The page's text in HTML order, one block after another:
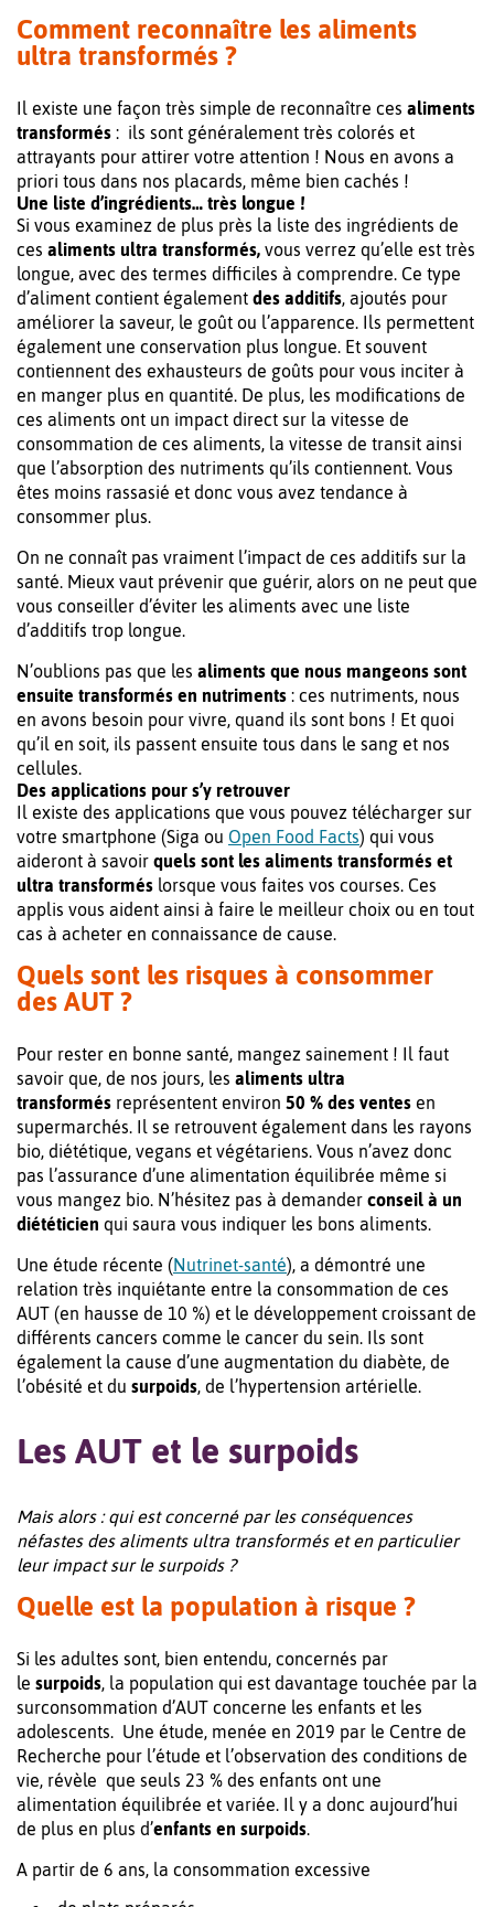
Comment reconnaître les aliments
ultra transformés ?
Il existe une façon très simple de reconnaître ces aliments
transformés : ils sont généralement très colorés et
attrayants pour attirer votre attention ! Nous en avons a
priori tous dans nos placards, même bien cachés !
Une liste d’ingrédients… très longue !
Si vous examinez de plus près la liste des ingrédients de
ces aliments ultra transformés, vous verrez qu’elle est très
longue, avec des termes difficiles à comprendre. Ce type
d’aliment contient également des additifs, ajoutés pour
améliorer la saveur, le goût ou l’apparence. Ils permettent
également une conservation plus longue. Et souvent
contiennent des exhausteurs de goûts pour vous inciter à
en manger plus en quantité. De plus, les modifications de
ces aliments ont un impact direct sur la vitesse de
consommation de ces aliments, la vitesse de transit ainsi
que l’absorption des nutriments qu’ils contiennent. Vous
êtes moins rassasié et donc vous avez tendance à
consommer plus.
On ne connaît pas vraiment l’impact de ces additifs sur la
santé. Mieux vaut prévenir que guérir, alors on ne peut que
vous conseiller d’éviter les aliments avec une liste
d’additifs trop longue.
N’oublions pas que les aliments que nous mangeons sont
ensuite transformés en nutriments : ces nutriments, nous
en avons besoin pour vivre, quand ils sont bons ! Et quoi
qu’il en soit, ils passent ensuite tous dans le sang et nos
cellules.
Des applications pour s’y retrouver
Il existe des applications que vous pouvez télécharger sur
votre smartphone (Siga ou Open Food Facts) qui vous
aideront à savoir quels sont les aliments transformés et
ultra transformés lorsque vous faites vos courses. Ces
applis vous aident ainsi à faire le meilleur choix ou en tout
cas à acheter en connaissance de cause.
Quels sont les risques à consommer
des AUT ?
Pour rester en bonne santé, mangez sainement ! Il faut
savoir que, de nos jours, les aliments ultra
transformés représentent environ 50 % des ventes en
supermarchés. Il se retrouvent également dans les rayons
bio, diététique, vegans et végétariens. Vous n’avez donc
pas l’assurance d’une alimentation équilibrée même si
vous mangez bio. N’hésitez pas à demander conseil à un
diététicien qui saura vous indiquer les bons aliments.
Une étude récente (Nutrinet-santé), a démontré une
relation très inquiétante entre la consommation de ces
AUT (en hausse de 10 %) et le développement croissant de
différents cancers comme le cancer du sein. Ils sont
également la cause d’une augmentation du diabète, de
l’obésité et du surpoids, de l’hypertension artérielle.
Les AUT et le surpoids
Mais alors : qui est concerné par les conséquences
néfastes des aliments ultra transformés et en particulier
leur impact sur le surpoids ?
Quelle est la population à risque ?
Si les adultes sont, bien entendu, concernés par
le surpoids, la population qui est davantage touchée par la
surconsommation d’AUT concerne les enfants et les
adolescents. Une étude, menée en 2019 par le Centre de
Recherche pour l’étude et l’observation des conditions de
vie, révèle que seuls 23 % des enfants ont une
alimentation équilibrée et variée. Il y a donc aujourd’hui
de plus en plus d’enfants en surpoids.
A partir de 6 ans, la consommation excessive